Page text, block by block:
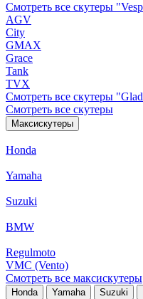
Смотреть все скутеры
AGV
City
GMAX
Grace
Tank
TVX
Смотреть все скутеры
Смотреть все скутеры
Максискутеры
Honda
Yamaha
Suzuki
BMW
Regulmoto
VMC (Vento)
Смотреть все максискутеры
Honda Yamaha Suzuki